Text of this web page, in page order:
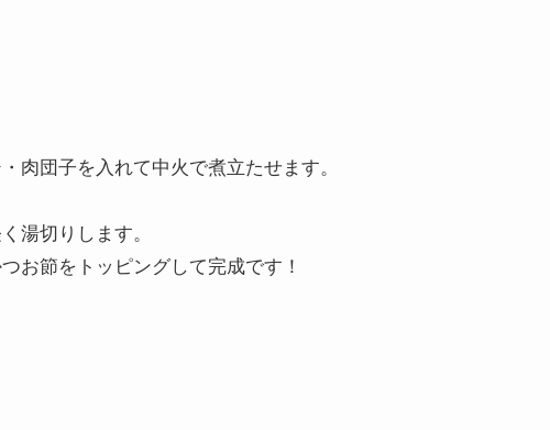
肉団子を入れて中火で煮立たせます。
湯切りします。
お節をトッピングして完成です！